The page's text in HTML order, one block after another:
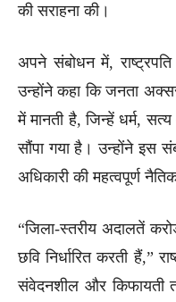
की सराहना की।
अपने संबोधन में, राष्ट्रपति
उन्होंने कहा कि जनता
में मानती है, जिन्हें धर्म,
सौंपा गया है। उन्होंने इस
अधिकारी की महत्वपूर्ण
“जिला-स्तरीय अदालतें
छवि निर्धारित करती हैं,”
संवेदनशील और किफायती